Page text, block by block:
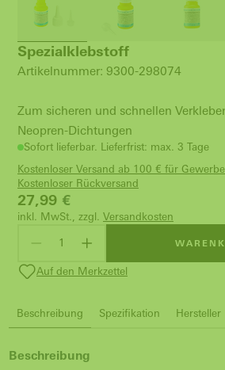
Spezialklebstoff
Artikelnummer: 9300-298074
Zum sicheren und schnellen
Neopren-Dichtungen
Sofort lieferbar. Lieferfrist: max. 3 Tage
Kostenloser Versand ab 100 € für
Kostenloser Rückversand
27,99 €
inkl. MwSt., zzgl. Versandkosten
Auf den Merkzettel
Beschreibung Spezifikation Hersteller
Beschreibung